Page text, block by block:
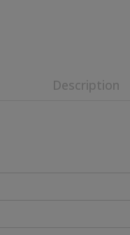
Description